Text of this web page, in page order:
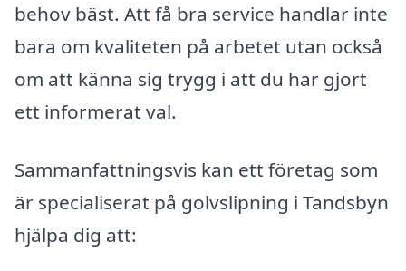
behov bäst. Att få bra service handlar inte
bara om kvaliteten på arbetet utan också
om att känna sig trygg i att du har gjort
ett informerat val.
Sammanfattningsvis kan ett företag som
är specialiserat på golvslipning i Tandsbyn
hjälpa dig att: